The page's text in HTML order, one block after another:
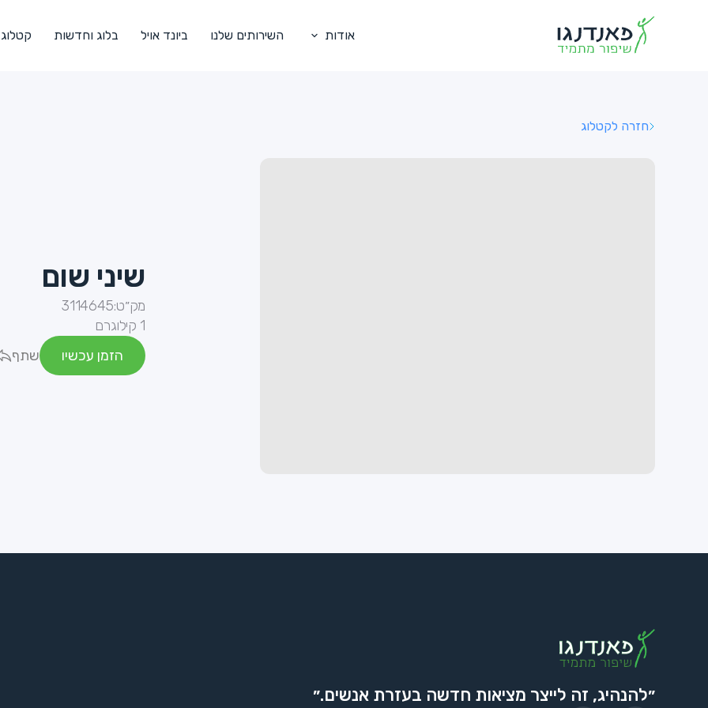
אודות השירותים שלנו ביונד אויל בלוג וחדשות קטלוג
חזרה לקטלוג
שיני שום
מק״ט:3114645
1 קילוגרם
הזמן עכשיו
שתף
״להנהיג, זה לייצר מציאות חדשה בעזרת אנשים.״